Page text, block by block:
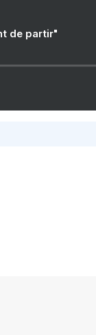
de partir"